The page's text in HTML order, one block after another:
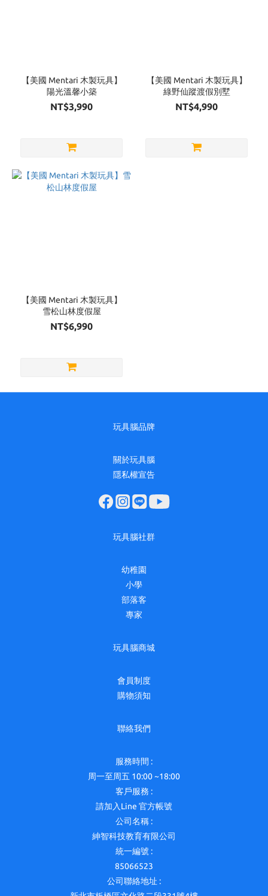
【美國 Mentari 木製玩具】
陽光溫馨小築
NT$3,990
【美國 Mentari 木製玩具】
綠野仙蹤渡假別墅
NT$4,990
【美國 Mentari 木製玩具】
雪松山林度假屋
NT$6,990
玩具腦品牌
關於玩具腦
隱私權宣告
玩具腦社群
幼稚園
小學
部落客
專家
玩具腦商城
會員制度
購物須知
聯絡我們
服務時間 :
周一至周五 10:00 ~18:00
客戶服務 :
請加入Line 官方帳號
公司名稱 :
紳智科技教育有限公司
統一編號 :
85066523
公司聯絡地址 :